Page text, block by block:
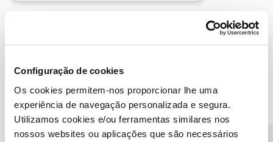
Configuração de cookies
Os cookies permitem-nos proporcionar lhe uma
experiência de navegação personalizada e segura.
Utilizamos cookies e/ou ferramentas similares nos
nossos websites ou aplicações que são necessários
Descubra as novidades de julho